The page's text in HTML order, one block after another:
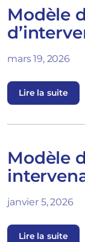
Modèle
mars 19, 2026
Lire la suite
Modèle
janvier 5, 2026
Lire la suite